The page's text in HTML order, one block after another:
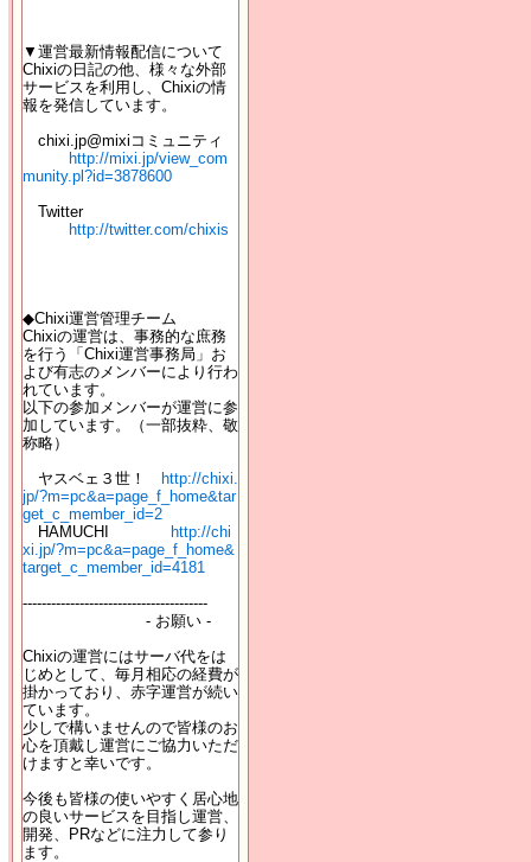
▼運営最新情報配信について
Chixiの日記の他、様々な外部
サービスを利用し、Chixiの情
報を発信しています。
chixi.jp@mixiコミュニティ
http://mixi.jp/view_com
munity.pl?id=3878600
Twitter
http://twitter.com/chixis
◆Chixi運営管理チーム
Chixiの運営は、事務的な庶務
を行う「Chixi運営事務局」お
よび有志のメンバーにより行わ
れています。
以下の参加メンバーが運営に参
加しています。（一部抜粋、敬
称略）
ヤスベェ３世！
http://chixi.
jp/?m=pc&a=page_f_home&tar
get_c_member_id=2
HAMUCHI
http://chi
xi.jp/?m=pc&a=page_f_home&
target_c_member_id=4181
---------------------------------------
- お願い -
Chixiの運営にはサーバ代をは
じめとして、毎月相応の経費が
掛かっており、赤字運営が続い
ています。
少しで構いませんので皆様のお
心を頂戴し運営にご協力いただ
けますと幸いです。
今後も皆様の使いやすく居心地
の良いサービスを目指し運営、
開発、PRなどに注力して参り
ます。